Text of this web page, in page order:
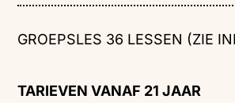
GROEPSLES 36 LESSEN (ZIE
TARIEVEN VANAF 21 JAAR